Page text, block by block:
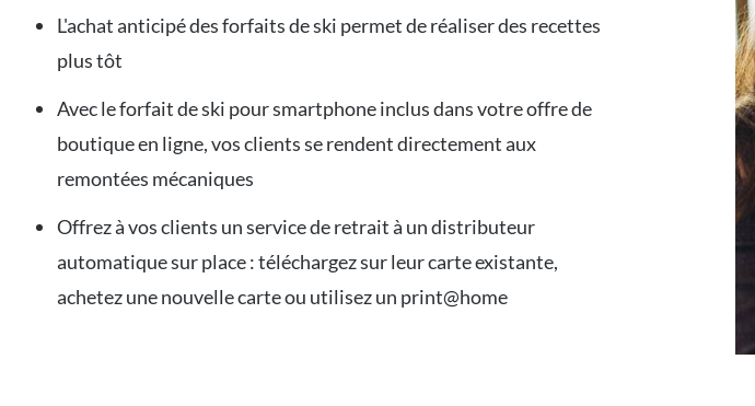
L'achat anticipé des forfaits de ski permet de réaliser des recettes
plus tôt
Avec le forfait de ski pour smartphone inclus dans votre offre de
boutique en ligne, vos clients se rendent directement aux
remontées mécaniques
Offrez à vos clients un service de retrait à un distributeur
automatique sur place : téléchargez sur leur carte existante,
achetez une nouvelle carte ou utilisez un print@home